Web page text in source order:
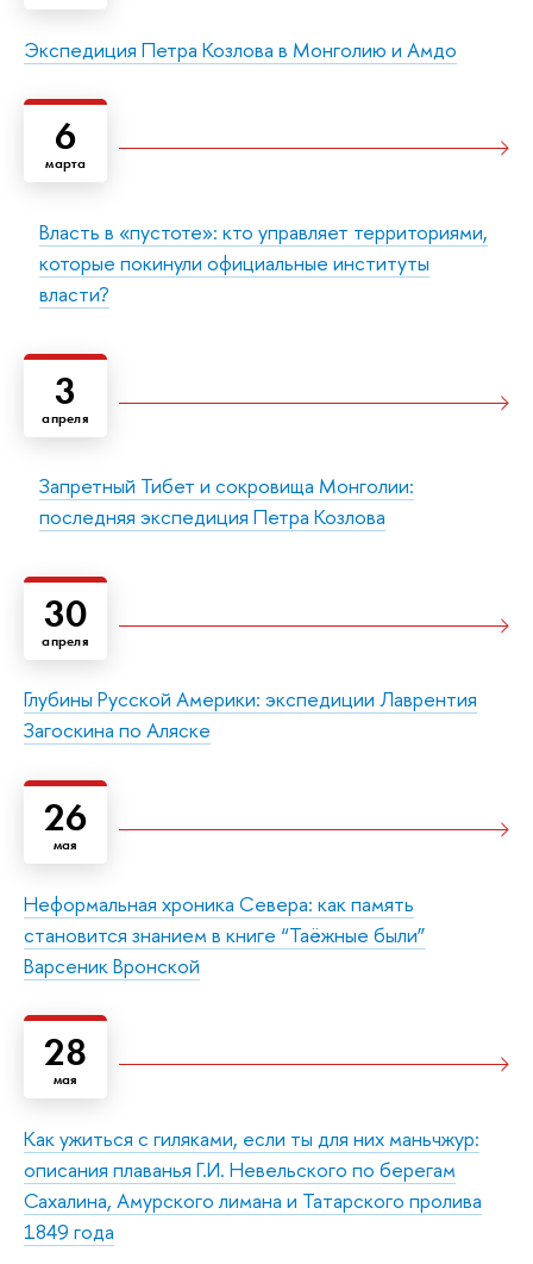
Экспедиция Петра Козлова в Монголию и Амдо
6
марта
Власть в «пустоте»: кто управляет территориями,
которые покинули официальные институты
власти?
3
апреля
Запретный Тибет и сокровища Монголии:
последняя экспедиция Петра Козлова
30
апреля
Глубины Русской Америки: экспедиции Лаврентия
Загоскина по Аляске
26
мая
Неформальная хроника Севера: как память
становится знанием в книге “Таёжные были”
Варсеник Вронской
28
мая
Как ужиться с гиляками, если ты для них маньчжур:
описания плаванья Г.И. Невельского по берегам
Сахалина, Амурского лимана и Татарского пролива
1849 года